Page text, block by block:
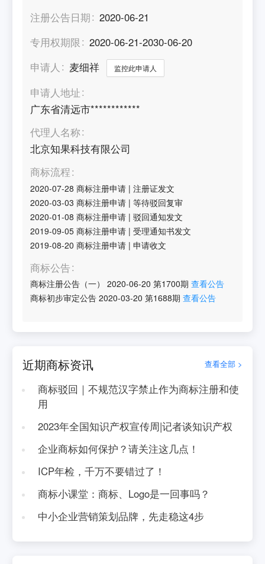
注册公告日期
2020-06-21
专用权期限
2020-06-21-2030-06-20
申请人
麦细祥 监控此申请人
申请人地址
广东省清远市************
代理人名称
北京知果科技有限公司
商标流程
2020-07-28 商标注册申请 |注册证发文
2020-03-03 商标注册申请 |等待驳回复审
2020-01-08 商标注册申请 |驳回通知发文
2019-09-05 商标注册申请 |受理通知书发文
2019-08-20 商标注册申请 |申请收文
商标公告
商标注册公告（一） 2020-06-20 第1700期 查看公告
商标初步审定公告 2020-03-20 第1688期 查看公告
近期商标资讯 查看全部 >
商标驳回｜不规范汉字禁止作为商标注册和使
用
2023年全国知识产权宣传周|记者谈知识产权
企业商标如何保护？请关注这几点！
ICP年检，千万不要错过了！
商标小课堂：商标、Logo是一回事吗？
中小企业营销策划品牌，先走稳这4步